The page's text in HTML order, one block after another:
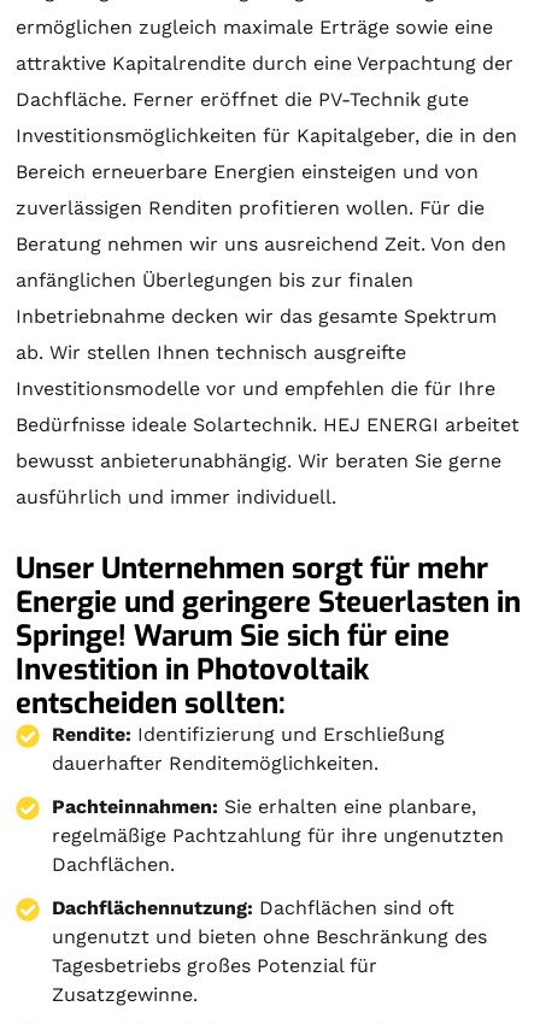
ermöglichen zugleich maximale Erträge sowie eine
attraktive Kapitalrendite durch eine Verpachtung der
Dachfläche. Ferner eröffnet die PV-Technik gute
Investitionsmöglichkeiten für Kapitalgeber, die in den
Bereich erneuerbare Energien einsteigen und von
zuverlässigen Renditen profitieren wollen. Für die
Beratung nehmen wir uns ausreichend Zeit. Von den
anfänglichen Überlegungen bis zur finalen
Inbetriebnahme decken wir das gesamte Spektrum
ab. Wir stellen Ihnen technisch ausgreifte
Investitionsmodelle vor und empfehlen die für Ihre
Bedürfnisse ideale Solartechnik. HEJ ENERGI arbeitet
bewusst anbieterunabhängig. Wir beraten Sie gerne
ausführlich und immer individuell.
Unser Unternehmen sorgt für mehr
Energie und geringere Steuerlasten in
Springe! Warum Sie sich für eine
Investition in Photovoltaik
entscheiden sollten:
Rendite: Identifizierung und Erschließung
dauerhafter Renditemöglichkeiten.
Pachteinnahmen: Sie erhalten eine planbare,
regelmäßige Pachtzahlung für ihre ungenutzten
Dachflächen.
Dachflächennutzung: Dachflächen sind oft
ungenutzt und bieten ohne Beschränkung des
Tagesbetriebs großes Potenzial für
Zusatzgewinne.